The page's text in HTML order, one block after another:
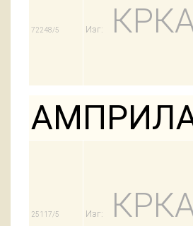
72248/5 Изг:
25117/5 Изг: